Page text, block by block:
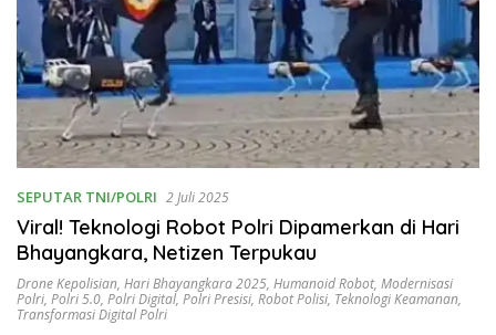
SEPUTAR TNI/POLRI 2 Juli 2025
Viral! Teknologi Robot Polri Dipamerkan di Hari
Bhayangkara, Netizen Terpukau
Drone Kepolisian, Hari Bhayangkara 2025, Humanoid Robot, Modernisasi
Polri, Polri 5.0, Polri Digital, Polri Presisi, Robot Polisi, Teknologi Keamanan,
Transformasi Digital Polri